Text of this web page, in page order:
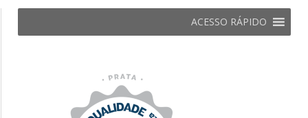
ACESSO RÁPIDO